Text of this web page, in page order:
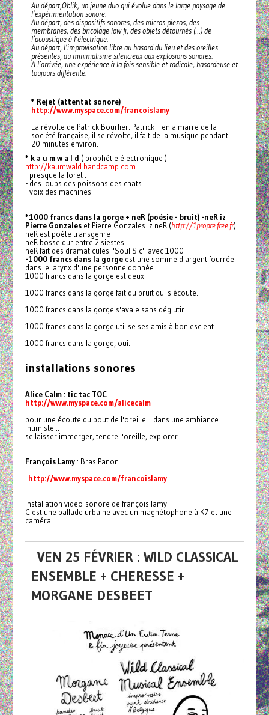
Au départ,Oblik, un jeune duo qui évolue dans le large paysage de
l’expérimentation sonore.
Au départ, des dispositifs sonores, des micros piezos, des
membranes, des bricolage low-fi, des objets détournés (…) de
l’acoustique à l’électrique.
Au départ, l’improvisation libre au hasard du lieu et des oreilles
présentes, du minimalisme silencieux aux explosions sonores.
A l’arrivée, une expérience à la fois sensible et radicale, hasardeuse et
toujours différente.
* Rejet (attentat sonore)
http://www.myspace.com/francoislamy
La révolte de Patrick Bourlier: Patrick il en a marre de la
société française, il se révolte, il fait de la musique pendant
20 minutes environ.
* k a u m w a l d ( prophétie électronique )
http://kaumwald.bandcamp.com
- presque la foret .
- des loups des poissons des chats .
- voix des machines.
*1000 francs dans la gorge + neR (poésie - bruit) -neRiz
Pierre Gonzaleset Pierre Gonzales iz neR (http://1propre.free.fr)
neR est poète transgenre
neR bosse dur entre 2 siestes
neR fait des dramaticules "Soul Sic" avec 1000
-1000 francs dans la gorgeest une somme d'argent fourrée
dans le larynx d'une personne donnée.
1000 francs dans la gorge est deux.
1000 francs dans la gorge fait du bruit qui s'écoute.
1000 francs dans la gorge s'avale sans déglutir.
1000 francs dans la gorge utilise ses amis à bon escient.
1000 francs dans la gorge, oui.
installations sonores
Alice Calm : tic tac TOC
http://www.myspace.com/alicecalm
pour une écoute du bout de l'oreille... dans une ambiance
intimiste...
se laisser immerger, tendre l'oreille, explorer...
François Lamy: Bras Panon
http://www.myspace.com/francoislamy
Installation video-sonore de françois lamy:
C'est une ballade urbaine avec un magnétophone à K7 et une
caméra.
VEN 25 FÉVRIER : WILD CLASSICAL
ENSEMBLE + CHERESSE +
MORGANE DESBEET